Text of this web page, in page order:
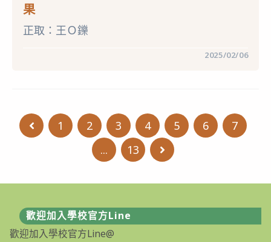
5
4
日
測
驗。〉
中
果
正取：王Ｏ鑠
教
育
大
驗
小
學
113
學
2025/02/06
Go to the previous page
1 2 3 4 5 6
7
...
13 Go to the next page
歡迎加入學校官方Line
歡迎加入學校官方Line@